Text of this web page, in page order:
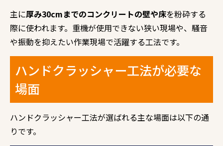
主に厚み30cmまでのコンクリートの壁や床を粉砕する
際に使われます。重機が使用できない狭い現場や、騒音
や振動を抑えたい作業現場で活躍する工法です。
ハンドクラッシャー工法が必要な
場面
ハンドクラッシャー工法が選ばれる主な場面は以下の通
りです。